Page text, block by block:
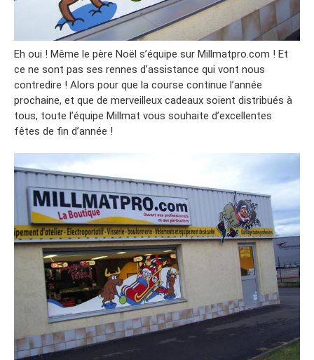
Eh oui ! Même le père Noël s’équipe sur Millmatpro.com ! Et
ce ne sont pas ses rennes d’assistance qui vont nous
contredire ! Alors pour que la course continue l’année
prochaine, et que de merveilleux cadeaux soient distribués à
tous, toute l’équipe Millmat vous souhaite d’excellentes
fêtes de fin d’année !